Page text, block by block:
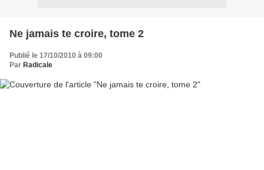
Ne jamais te croire, tome 2
Publié le 17/10/2010 à 09:00
Par Radicale